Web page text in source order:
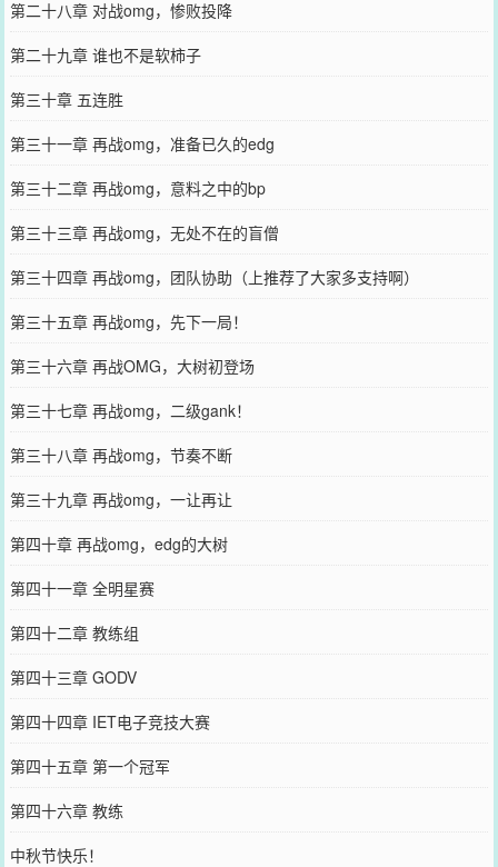
第二十八章 对战omg，惨败投降
第二十九章 谁也不是软柿子
第三十章 五连胜
第三十一章 再战omg，准备已久的edg
第三十二章 再战omg，意料之中的bp
第三十三章 再战omg，无处不在的盲僧
第三十四章 再战omg，团队协助（上推荐了大家多支持啊）
第三十五章 再战omg，先下一局！
第三十六章 再战OMG，大树初登场
第三十七章 再战omg，二级gank！
第三十八章 再战omg，节奏不断
第三十九章 再战omg，一让再让
第四十章 再战omg，edg的大树
第四十一章 全明星赛
第四十二章 教练组
第四十三章 GODV
第四十四章 IET电子竞技大赛
第四十五章 第一个冠军
第四十六章 教练
中秋节快乐！